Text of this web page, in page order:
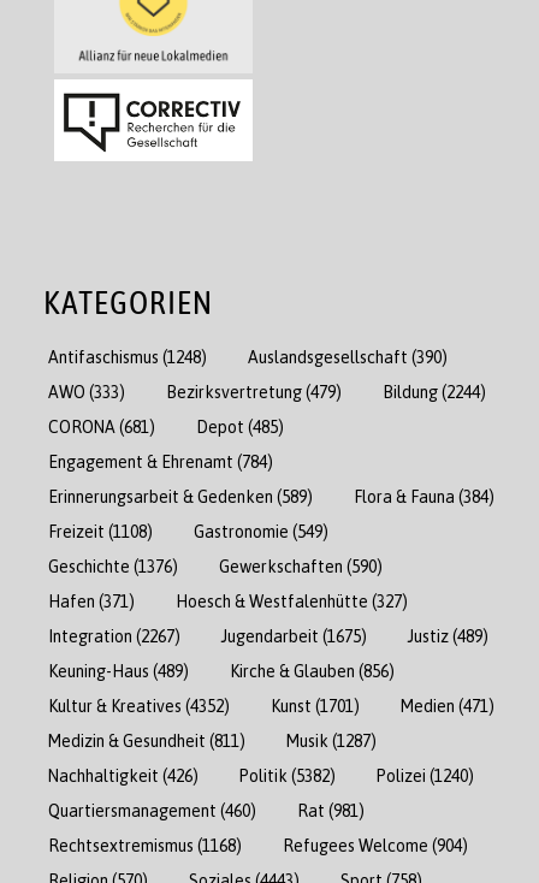
KATEGORIEN
Antifaschismus (1248) Auslandsgesellschaft (390)
AWO (333) Bezirksvertretung(479) Bildung(2244)
CORONA (681) Depot (485)
Engagement & Ehrenamt (784)
Erinnerungsarbeit & Gedenken (589) Flora & Fauna (384)
Freizeit (1108) Gastronomie (549)
Geschichte (1376) Gewerkschaften (590)
Hafen (371) Hoesch & Westfalenhütte (327)
Integration (2267) Jugendarbeit (1675) Justiz(489)
Keuning-Haus (489) Kirche & Glauben (856)
Kultur & Kreatives (4352) Kunst (1701) Medien (471)
Medizin & Gesundheit (811) Musik (1287)
Nachhaltigkeit (426) Politik (5382) Polizei (1240)
Quartiersmanagement (460) Rat (981)
Rechtsextremismus (1168) Refugees Welcome (904)